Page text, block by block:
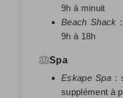
9h à minuit
Beach Shack
9h à 18h
Spa
Eskape Spa :
supplément à